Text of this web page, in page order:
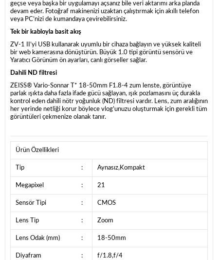
geçse veya başka bir uygulamayı açsanız bile veri aktarımı arka planda
devam eder. Fotoğraf makinenizi uzaktan çalıştırmak için akıllı telefon
veya PC’nizi de kumandaya çevirebilirsiniz.
Tek bir kabloyla basit akış
ZV-1 II’yi USB kullanarak uyumlu bir cihaza bağlayın ve yüksek kaliteli
bir web kamerasına dönüştürün. Büyük 1.0 tipi görüntü sensörü ve
Yaratıcı Görünüm ön ayarları, canlı görseller sağlar.
Dahili ND filtresi
ZEISS® Vario-Sonnar T* 18-50mm F1.8-4 zum lenste, görüntüye
parlak ışıkta daha fazla ifade gücü sağlayan, ışık pozlamasını üç durakla
kontrol eden dahili nötr yoğunluk (ND) filtresi vardır. Lens, zum aralığının
her yerinde netliği korur böylece vlog’unuzu oluşturmak için gerekli tüm
görüntüleri çekmenize olanak tanır.
Ürün Özellikleri
Tip : Aynasız,Kompakt
Megapixel : 21
Sensör Tipi : CMOS
Lens Tip : Zoom
Lens Odak (mm) : 18-50mm
Diyafram : f/1.8,f/4